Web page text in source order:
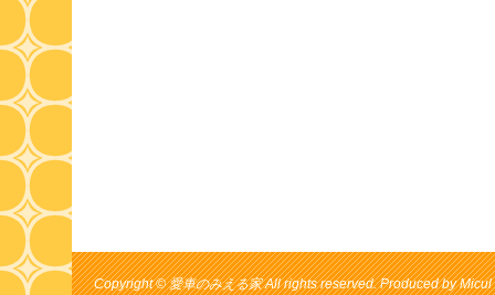
Copyright © 愛車のみえる家 All rights reserved. Produced by Micul